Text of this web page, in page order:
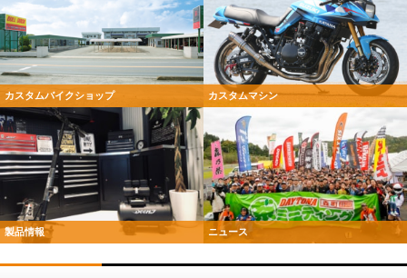
カスタムバイクショップ カスタムマシン
製品情報 ニュース